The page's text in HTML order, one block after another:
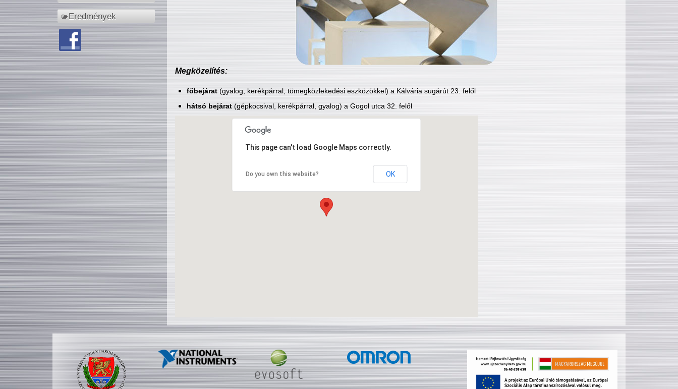
Eredmények
Megközelítés:
főbejárat(gyalog, kerékpárral, tömegközlekedési eszközökkel) a Kálvária sugárút 23. felől
hátsó bejárat(gépkocsival, kerékpárral, gyalog) a Gogol utca 32. felől
This page can't load Google Maps correctly.
Do you own this website? OK